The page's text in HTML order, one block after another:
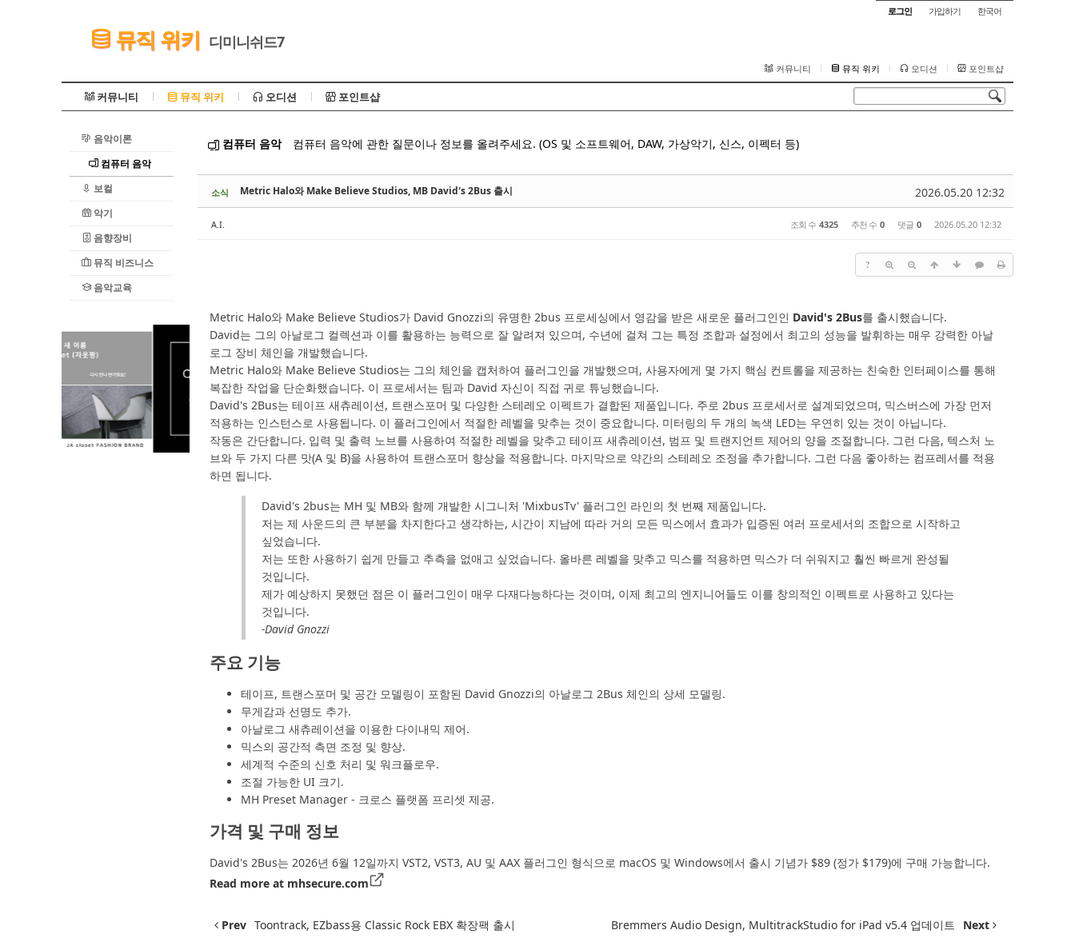
로그인 가입하기 한국어
뮤직 위키 디미니쉬드7
커뮤니티 뮤직 위키 오디션 포인트샵
커뮤니티 뮤직 위키 오디션 포인트샵
음악이론
컴퓨터 음악
보컬
악기
음향장비
뮤직 비즈니스
음악교육
컴퓨터 음악 컴퓨터 음악에 관한 질문이나 정보를 올려주세요. (OS 및 소프트웨어, DAW, 가상악기, 신스, 이펙터 등)
소식 2026.05.20 12:32
Metric Halo와 Make Believe Studios, MB David's 2Bus 출시
A.I. 조회 수 4325 추천 수 0 댓글 0 2026.05.20 12:32
?
Metric Halo와 Make Believe Studios가 David Gnozzi의 유명한 2bus 프로세싱에서 영감을 받은 새로운 플러그인인 David's 2Bus를 출시했습니다.
David는 그의 아날로그 컬렉션과 이를 활용하는 능력으로 잘 알려져 있으며, 수년에 걸쳐 그는 특정 조합과 설정에서 최고의 성능을 발휘하는 매우 강력한 아날
로그 장비 체인을 개발했습니다.
Metric Halo와 Make Believe Studios는 그의 체인을 캡처하여 플러그인을 개발했으며, 사용자에게 몇 가지 핵심 컨트롤을 제공하는 친숙한 인터페이스를 통해
복잡한 작업을 단순화했습니다. 이 프로세서는 팀과 David 자신이 직접 귀로 튜닝했습니다.
David's 2Bus는 테이프 새츄레이션, 트랜스포머 및 다양한 스테레오 이펙트가 결합된 제품입니다. 주로 2bus 프로세서로 설계되었으며, 믹스버스에 가장 먼저
적용하는 인스턴스로 사용됩니다. 이 플러그인에서 적절한 레벨을 맞추는 것이 중요합니다. 미터링의 두 개의 녹색 LED는 우연히 있는 것이 아닙니다.
작동은 간단합니다. 입력 및 출력 노브를 사용하여 적절한 레벨을 맞추고 테이프 새츄레이션, 범프 및 트랜지언트 제어의 양을 조절합니다. 그런 다음, 텍스처 노
브와 두 가지 다른 맛(A 및 B)을 사용하여 트랜스포머 향상을 적용합니다. 마지막으로 약간의 스테레오 조정을 추가합니다. 그런 다음 좋아하는 컴프레서를 적용
하면 됩니다.
David's 2bus는 MH 및 MB와 함께 개발한 시그니처 'MixbusTv' 플러그인 라인의 첫 번째 제품입니다.
저는 제 사운드의 큰 부분을 차지한다고 생각하는, 시간이 지남에 따라 거의 모든 믹스에서 효과가 입증된 여러 프로세서의 조합으로 시작하고
싶었습니다.
저는 또한 사용하기 쉽게 만들고 추측을 없애고 싶었습니다. 올바른 레벨을 맞추고 믹스를 적용하면 믹스가 더 쉬워지고 훨씬 빠르게 완성될
것입니다.
제가 예상하지 못했던 점은 이 플러그인이 매우 다재다능하다는 것이며, 이제 최고의 엔지니어들도 이를 창의적인 이펙트로 사용하고 있다는
것입니다.
-David Gnozzi
주요 기능
테이프, 트랜스포머 및 공간 모델링이 포함된 David Gnozzi의 아날로그 2Bus 체인의 상세 모델링.
무게감과 선명도 추가.
아날로그 새츄레이션을 이용한 다이내믹 제어.
믹스의 공간적 측면 조정 및 향상.
세계적 수준의 신호 처리 및 워크플로우.
조절 가능한 UI 크기.
MH Preset Manager - 크로스 플랫폼 프리셋 제공.
가격 및 구매 정보
David's 2Bus는 2026년 6월 12일까지 VST2, VST3, AU 및 AAX 플러그인 형식으로 macOS 및 Windows에서 출시 기념가 $89 (정가 $179)에 구매 가능합니다.
Read more at mhsecure.com
Prev Toontrack, EZbass용 Classic Rock EBX 확장팩 출시 Bremmers Audio Design, MultitrackStudio for iPad v5.4 업데이트 Next
Sketchbook5, 스케치북5
Sketchbook5, 스케치북5